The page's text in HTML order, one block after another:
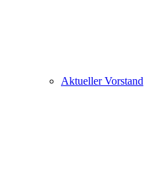
Aktueller Vorstand